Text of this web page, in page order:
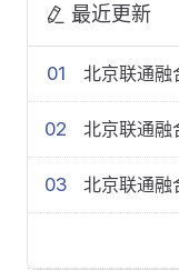
最近更新
01
02
03